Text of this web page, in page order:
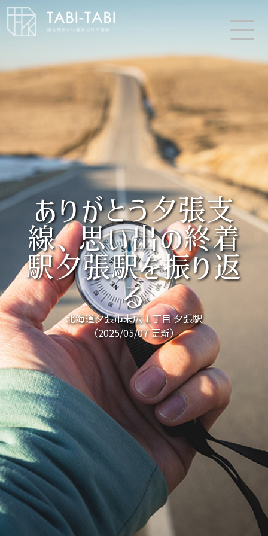
ありがとう夕張支
線、思い出の終着
駅夕張駅を振り返
る
北海道夕張市末広１丁目 夕張駅
（2025/05/07 更新）